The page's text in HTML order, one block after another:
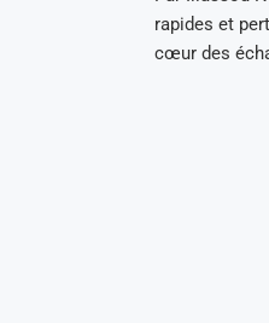
rapides et
cœur des